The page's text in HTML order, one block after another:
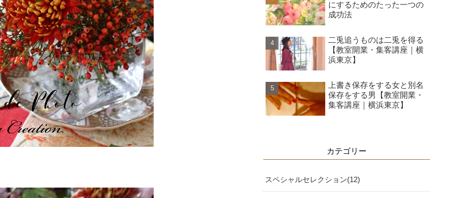
にするためのたった一つの
成功法
二兎追うものは二兎を得る
【教室開業・集客講座｜横
浜東京】
上書き保存をする女と別名
保存をする男【教室開業・
集客講座｜横浜東京】
カテゴリー
スペシャルセレクション 12